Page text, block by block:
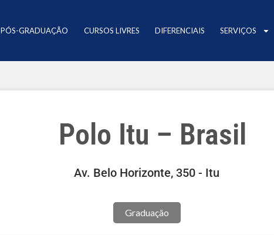
PÓS-GRADUAÇÃO CURSOS LIVRES DIFERENCIAIS SERVIÇOS
Polo Itu – Brasil
Av. Belo Horizonte, 350 - Itu
Graduação